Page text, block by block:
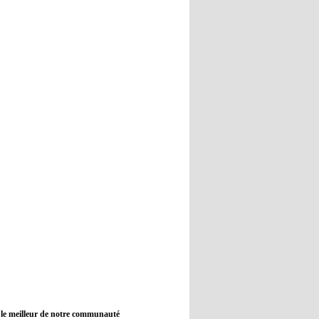
08:21 - 2022/11/08
meilleur de notre communauté